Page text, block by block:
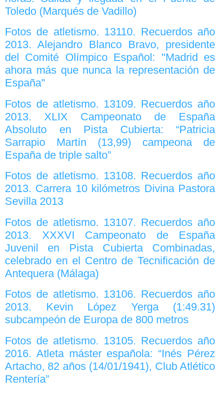
Toledo (Marqués de Vadillo)
Fotos de atletismo. 13110. Recuerdos año
2013. Alejandro Blanco Bravo, presidente
del Comité Olímpico Español: "Madrid es
ahora más que nunca la representación de
España"
Fotos de atletismo. 13109. Recuerdos año
2013. XLIX Campeonato de España
Absoluto en Pista Cubierta: “Patricia
Sarrapio Martín (13,99) campeona de
España de triple salto”
Fotos de atletismo. 13108. Recuerdos año
2013. Carrera 10 kilómetros Divina Pastora
Sevilla 2013
Fotos de atletismo. 13107. Recuerdos año
2013. XXXVI Campeonato de España
Juvenil en Pista Cubierta Combinadas,
celebrado en el Centro de Tecnificación de
Antequera (Málaga)
Fotos de atletismo. 13106. Recuerdos año
2013. Kevin López Yerga (1:49.31)
subcampeón de Europa de 800 metros
Fotos de atletismo. 13105. Recuerdos año
2016. Atleta máster española: “Inés Pérez
Artacho, 82 años (14/01/1941), Club Atlético
Rentería”